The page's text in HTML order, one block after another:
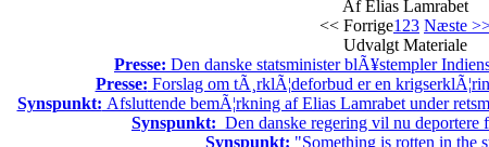
Af Elias Lamrabet
<< Forrige1 23 Næste
Udvalgt Materiale
Presse: Den danske statsminister blÃ¥stempler
Presse: Forslag om tÃ¸rklÃ¦deforbud er en
Synspunkt: Afsluttende bemÃ¦rkning af Elias Lamrabet under
Synspunkt: Den danske regering vil nu
Synspunkt: "Something is rotten in the